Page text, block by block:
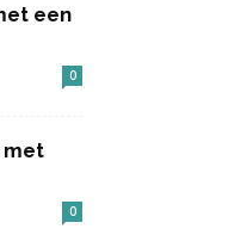
een
0
met
0